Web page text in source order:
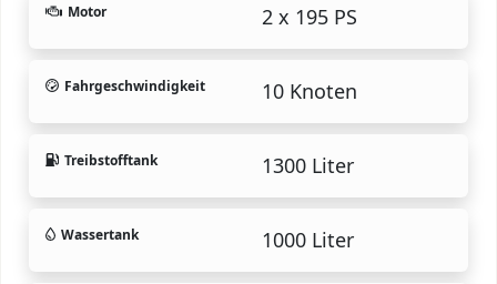
Motor 2 x 195 PS
Fahrgeschwindigkeit 10 Knoten
Treibstofftank 1300 Liter
Wassertank 1000 Liter